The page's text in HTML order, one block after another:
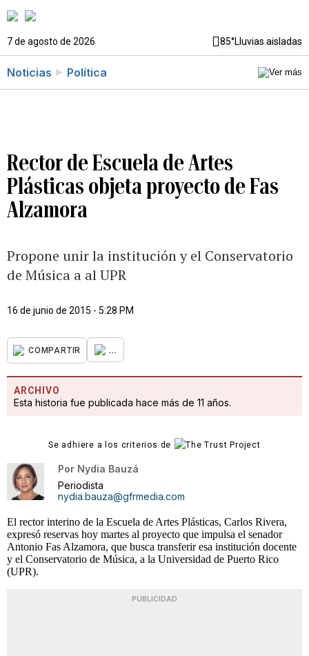
7 de agosto de 2026 85°Lluvias aisladas
Noticias Política
Rector de Escuela de Artes
Plásticas objeta proyecto de Fas
Alzamora
Propone unir la institución y el Conservatorio
de Música a al UPR
16 de junio de 2015 - 5:28 PM
COMPARTIR ...
ARCHIVO
Esta historia fue publicada hace más de 11 años.
Se adhiere a los criterios de
Por Nydia Bauzá
Periodista
nydia.bauza@gfrmedia.com
El rector interino de la Escuela de Artes Plásticas, Carlos Rivera,
expresó reservas hoy martes al proyecto que impulsa el senador
Antonio Fas Alzamora, que busca transferir esa institución docente
y el Conservatorio de Música, a la Universidad de Puerto Rico
(UPR).
PUBLICIDAD